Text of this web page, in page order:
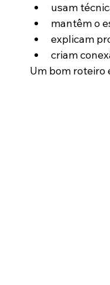
usam
mantêm o
explicam
criam
Um bom